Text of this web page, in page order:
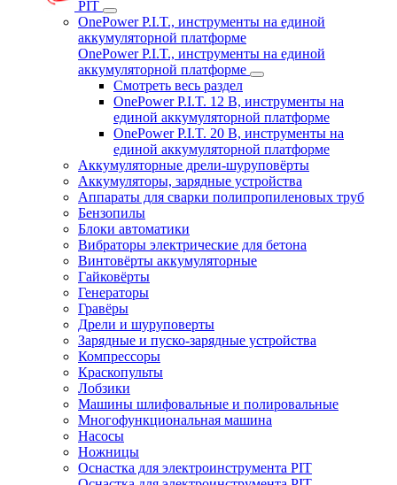
PIT
OnePower P.I.T., инструменты на единой
аккумуляторной платформе
OnePower P.I.T., инструменты на единой
аккумуляторной платформе
Смотреть весь раздел
OnePower P.I.T. 12 В, инструменты на
единой аккумуляторной платформе
OnePower P.I.T. 20 В, инструменты на
единой аккумуляторной платформе
Аккумуляторные дрели-шуруповёрты
Аккумуляторы, зарядные устройства
Аппараты для сварки полипропиленовых труб
Бензопилы
Блоки автоматики
Вибраторы электрические для бетона
Винтовёрты аккумуляторные
Гайковёрты
Генераторы
Гравёры
Дрели и шуруповерты
Зарядные и пуско-зарядные устройства
Компрессоры
Краскопульты
Лобзики
Машины шлифовальные и полировальные
Многофункциональная машина
Насосы
Ножницы
Оснастка для электроинструмента PIT